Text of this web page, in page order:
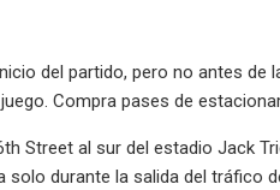
del partido, pero no antes de
Compra pases de
Street al sur del estadio Jack
durante la salida del tráfico